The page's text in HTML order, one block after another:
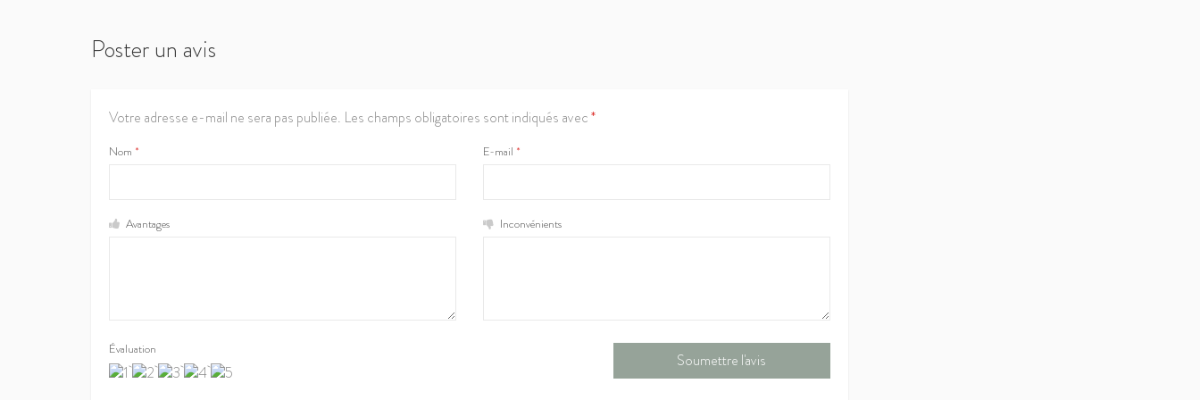
Poster un avis
Votre adresse e-mail ne sera pas publiée. Les champs obligatoires sont indiqués avec*
Nom * E-mail *
Avantages Inconvénients
Évaluation